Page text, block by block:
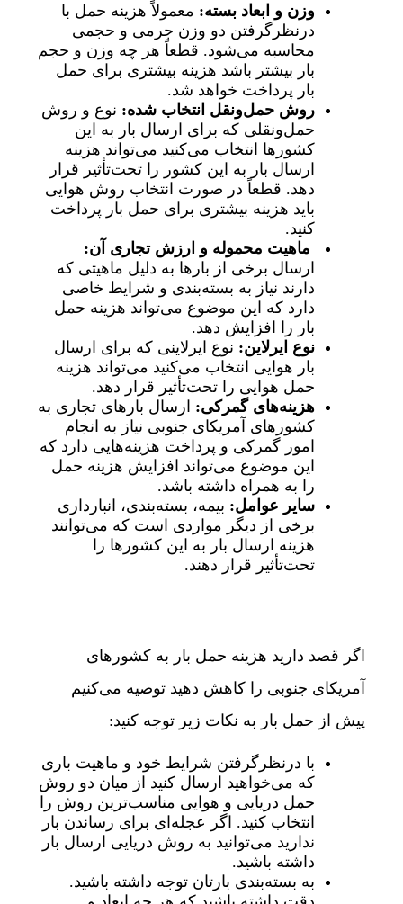
وزن و ابعاد بسته: معمولاً هزینه حمل با
درنظرگرفتن دو وزن جرمی و حجمی
محاسبه می‌شود. قطعاً هر چه وزن و حجم
بار بیشتر باشد هزینه بیشتری برای حمل
بار پرداخت خواهد شد.
روش حمل‌ونقل انتخاب شده: نوع و روش
حمل‌ونقلی که برای ارسال بار به این
کشورها انتخاب می‌کنید می‌تواند هزینه
ارسال بار به این کشور را تحت‌تأثیر قرار
دهد. قطعاً در صورت انتخاب روش هوایی
باید هزینه بیشتری برای حمل بار پرداخت
کنید.
ماهیت محموله و ارزش تجاری آن:
ارسال برخی از بارها به دلیل ماهیتی که
دارند نیاز به بسته‌بندی و شرایط خاصی
دارد که این موضوع می‌تواند هزینه حمل
بار را افزایش دهد.
نوع ایرلاین: نوع ایرلاینی که برای ارسال
بار هوایی انتخاب می‌کنید می‌تواند هزینه
حمل هوایی را تحت‌تأثیر قرار دهد.
هزینه‌های گمرکی: ارسال بارهای تجاری به
کشورهای آمریکای جنوبی نیاز به انجام
امور گمرکی و پرداخت هزینه‌هایی دارد که
این موضوع می‌تواند افزایش هزینه حمل
را به همراه داشته باشد.
سایر عوامل: بیمه، بسته‌بندی، انبارداری
برخی از دیگر مواردی است که می‌توانند
هزینه ارسال بار به این کشورها را
تحت‌تأثیر قرار دهند.
اگر قصد دارید هزینه حمل بار به کشورهای
آمریکای جنوبی را کاهش دهید توصیه می‌کنیم
پیش از حمل بار به نکات زیر توجه کنید:
با درنظرگرفتن شرایط خود و ماهیت باری
که می‌خواهید ارسال کنید از میان دو روش
حمل دریایی و هوایی مناسب‌ترین روش را
انتخاب کنید. اگر عجله‌ای برای رساندن بار
ندارید می‌توانید به روش دریایی ارسال بار
داشته باشید.
به بسته‌بندی بارتان توجه داشته باشید.